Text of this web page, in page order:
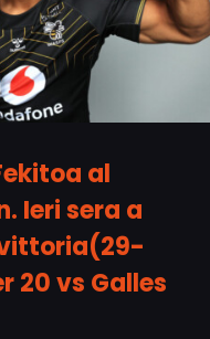
al
Ieri sera a
20 vs Galles